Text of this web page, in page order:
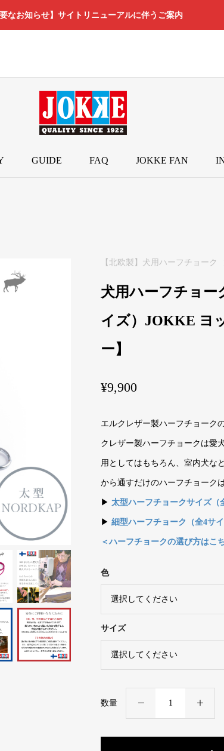
要なお知らせ】サイトリニューアルに伴うご案内
GUIDE FAQ JOKKE FAN
【北欧製】犬用ハーフチョーク
犬用ハーフチョー
イズ）JOKKE ヨ
ー】
¥9,900
エルクレザー製ハーフチョーク
クレザー製ハーフチョークは愛
用としてはもちろん、室内犬な
から通すだけのハーフチョーク
▶ 太型ハーフチョークサイズ（
▶ 細型ハーフチョーク（全4サイ
＜ハーフチョークの選び方はこ
色
サイズ
数量